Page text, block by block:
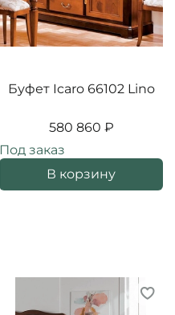
Буфет Icaro 66102 Lino
580 860 ₽
Под заказ
В корзину